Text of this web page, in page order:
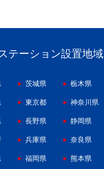
ステーション設置地域
茨城県 栃木県
東京都 神奈川県
長野県 静岡県
兵庫県 奈良県
福岡県 熊本県